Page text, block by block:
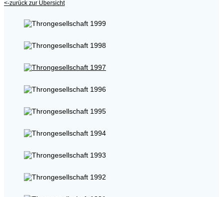
<-zurück zur Übersicht